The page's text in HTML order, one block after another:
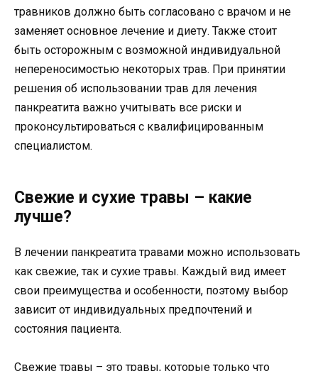
травников должно быть согласовано с врачом и не
заменяет основное лечение и диету. Также стоит
быть осторожным с возможной индивидуальной
непереносимостью некоторых трав. При принятии
решения об использовании трав для лечения
панкреатита важно учитывать все риски и
проконсультироваться с квалифицированным
специалистом.
Свежие и сухие травы – какие
лучше?
В лечении панкреатита травами можно использовать
как свежие, так и сухие травы. Каждый вид имеет
свои преимущества и особенности, поэтому выбор
зависит от индивидуальных предпочтений и
состояния пациента.
Свежие травы – это травы, которые только что